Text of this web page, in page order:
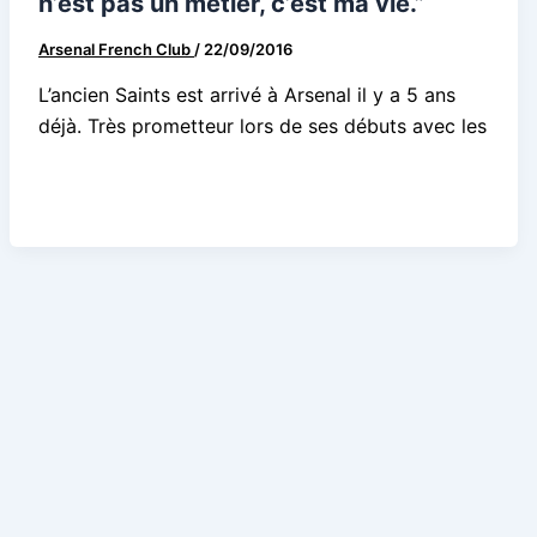
Arsenal French Club / 22/09/2016
L’ancien Saints est arrivé à Arsenal il y a 5 ans
déjà. Très prometteur lors de ses débuts avec les